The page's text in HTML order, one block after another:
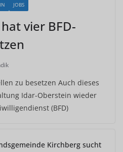
JOBS
vier BFD-
zu besetzen Auch dieses
Idar-Oberstein wieder
(BFD)
Kirchberg sucht